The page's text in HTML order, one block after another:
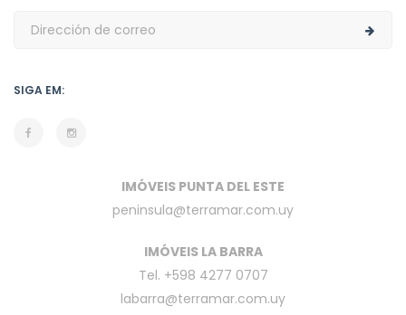
SIGA EM:
IMÓVEIS PUNTA DEL ESTE
peninsula@terramar.com.uy
IMÓVEIS LA BARRA
Tel. +598 4277 0707
labarra@terramar.com.uy